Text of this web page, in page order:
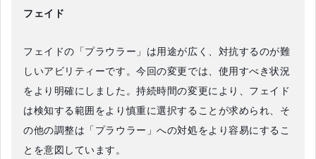
フェイド
フェイドの「プラウラー」は用途が広く、対抗するのが難
しいアビリティーです。今回の変更では、使用すべき状況
をより明確にしました。持続時間の変更により、フェイド
は検知する範囲をより慎重に選択することが求められ、そ
の他の調整は「プラウラー」への対処をより容易にするこ
とを意図しています。